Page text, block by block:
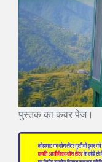
पुस्तक का कवर पेज।